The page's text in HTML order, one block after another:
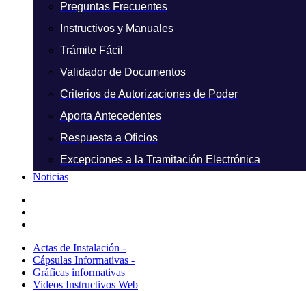
Preguntas Frecuentes
Instructivos y Manuales
Trámite Fácil
Validador de Documentos
Criterios de Autorizaciones de Poder
Aporta Antecedentes
Respuesta a Oficios
Excepciones a la Tramitación Electrónica
Noticias
Actas de Instalación -
Cápsulas Informativas -
Gráficas informativas
Videos Instructivos Web